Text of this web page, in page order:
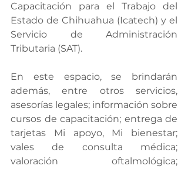
Capacitación para el Trabajo del
Estado de Chihuahua (Icatech) y el
Servicio de Administración
Tributaria (SAT).
En este espacio, se brindarán
además, entre otros servicios,
asesorías legales; información sobre
cursos de capacitación; entrega de
tarjetas Mi apoyo, Mi bienestar;
vales de consulta médica;
valoración oftalmológica;